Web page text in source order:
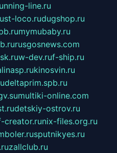
line.ru
loco.rudugshop.ru
mymubaby.ru
rusgosnews.com
w-dev.ruf-ship.ru
kinosvin.ru
deltaprim.spb.ru
multiki-online.com
detskiy-ostrov.ru
creator.runix-files.org.ru
sputnikyes.ru
zallclub.ru